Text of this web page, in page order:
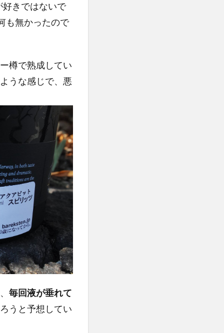
きではないで
も無かったので
樽で熟成してい
うな感じで、悪
毎回液が垂れて
うと予想してい